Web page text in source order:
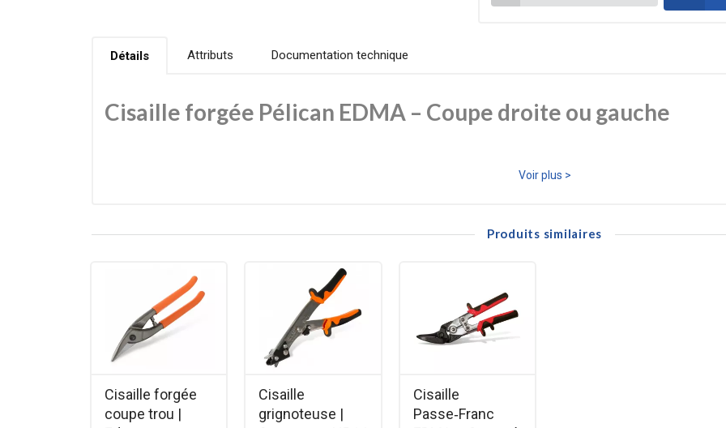
Détails Attributs Documentation technique
Cisaille forgée Pélican EDMA – Coupe droite ou gauche
elle garantit une excellente durabilité et une qualité de coupe constante, même sur des matériaux exigeants comme l’inox
Usages & Applications
Découpe du zinc (jusqu’à 1,8 mm)
Coupes longues et droites
Travaux de couverture, zinguerie et façonnage
Voir plus >
Produits similaires
Cisaille forgée
coupe trou |
Cisaille
grignoteuse |
Cisaille
Passe‑Franc